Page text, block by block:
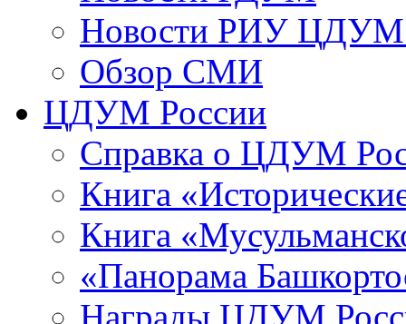
Новости РИУ ЦДУМ
Обзор СМИ
ЦДУМ России
Справка о ЦДУМ
Книга
Книга
«Панорама